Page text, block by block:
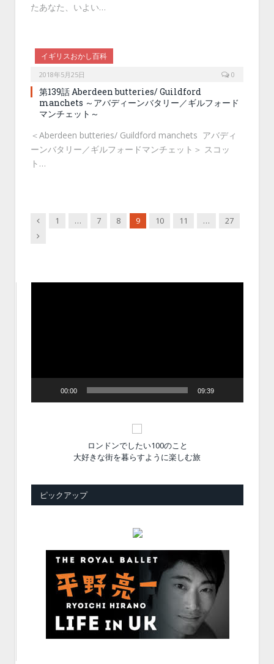
たあなた、いよい…
イギリスおかし百科
2018年5月25日 0
第139話 Aberdeen butteries/ Guildford
manchets ～アバディーンバタリー／ギルフォード
マンチェット～
＜Aberdeen butteries/ Guildford manchets アバディ
ーンバタリー／ギルフォードマンチェット＞ スコッ
ト…
Previous
1 … 7 8 9 10 11 …
27
Next
00:00 09:39
ロンドンでしたい100のこと
大好きな街を暮らすように楽しむ旅
ピックアップ